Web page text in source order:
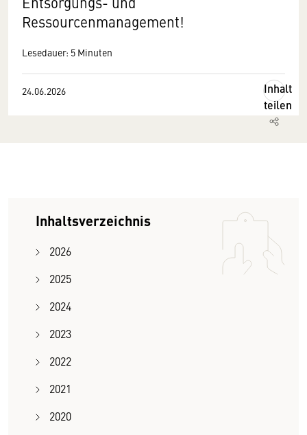
Ressourcenmanagement!
Lesedauer: 5 Minuten
24.06.2026
Inhalt
teilen
Inhaltsverzeichnis
2026
2025
2024
2023
2022
2021
2020